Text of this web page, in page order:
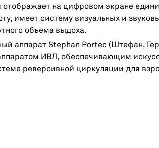
отображает на цифровом экране
имеет систему визуальных и
объема выдоха.
аппарат Stephan Portec (Штефан,
ИВЛ, обеспечивающим
реверсивной циркуляции для